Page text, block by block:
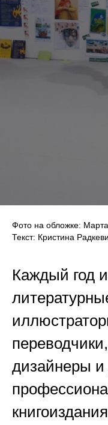
Фото на обложке:
Текст: Кристина
Каждый год
дизайнеры и